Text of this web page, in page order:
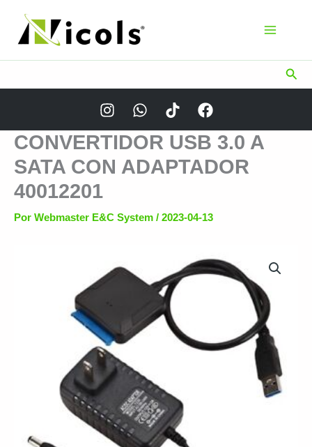
contenido
CONVERTIDOR USB 3.0 A
SATA CON ADAPTADOR
40012201
Por Webmaster E&C System / 2023-04-13